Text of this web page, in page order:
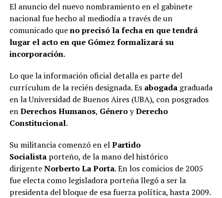
El anuncio del nuevo nombramiento en el gabinete
nacional fue hecho al mediodía a través de un
comunicado queno precisó la fecha en que tendrá
lugar el acto en que Gómez formalizará su
incorporación.
Lo que la información oficial detalla es parte del
currículum de la recién designada. Es abogadagraduada
en la Universidad de Buenos Aires (UBA), con posgrados
enDerechos Humanos, GéneroyDerecho
Constitucional.
Su militancia comenzó en elPartido
Socialistaporteño, de la mano del histórico
dirigenteNorberto La Porta. En los comicios de 2005
fue electa como legisladora porteña llegó a ser la
presidenta del bloque de esa fuerza política, hasta 2009.